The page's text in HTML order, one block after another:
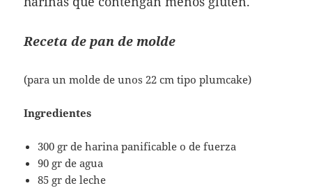
Receta de pan de molde
(para un molde de unos 22 cm tipo plumcake)
Ingredientes
300 gr de harina panificable o de fuerza
90 gr de agua
85 gr de leche